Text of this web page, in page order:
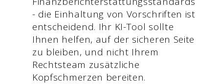
- die Einhaltung von Vorschriften ist
entscheidend. Ihr KI-Tool sollte
Ihnen helfen, auf der sicheren Seite
zu bleiben, und nicht Ihrem
Rechtsteam zusätzliche
Kopfschmerzen bereiten.